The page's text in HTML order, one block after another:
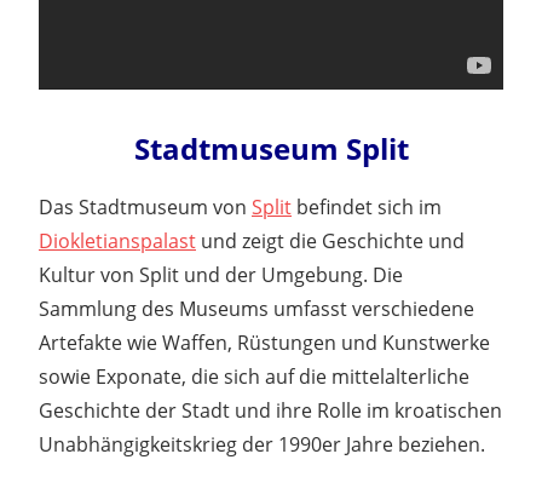
Stadtmuseum Split
Das Stadtmuseum von Split befindet sich im
Diokletianspalast und zeigt die Geschichte und
Kultur von Split und der Umgebung. Die
Sammlung des Museums umfasst verschiedene
Artefakte wie Waffen, Rüstungen und Kunstwerke
sowie Exponate, die sich auf die mittelalterliche
Geschichte der Stadt und ihre Rolle im kroatischen
Unabhängigkeitskrieg der 1990er Jahre beziehen.